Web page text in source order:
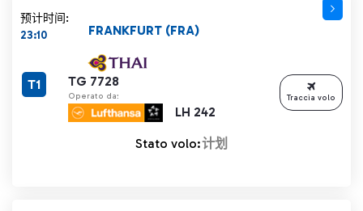
预计时间:
23:10
TG 7728
Operato da:
LH 242
FRANKFURT (FRA)
T1
Stato volo:计划
Traccia volo